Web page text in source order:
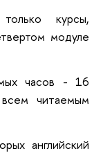
курсы,
модуле
часов - 16
читаемым
английский